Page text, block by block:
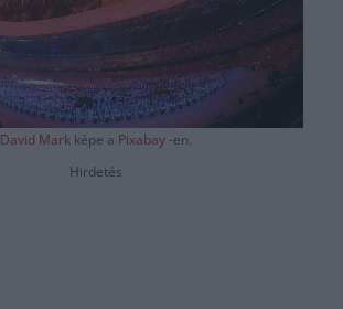
David Mark képe a Pixabay -en.
Hirdetés